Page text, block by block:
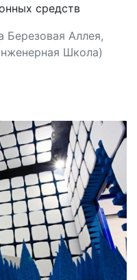
средств
Березовая Аллея,
Школа)